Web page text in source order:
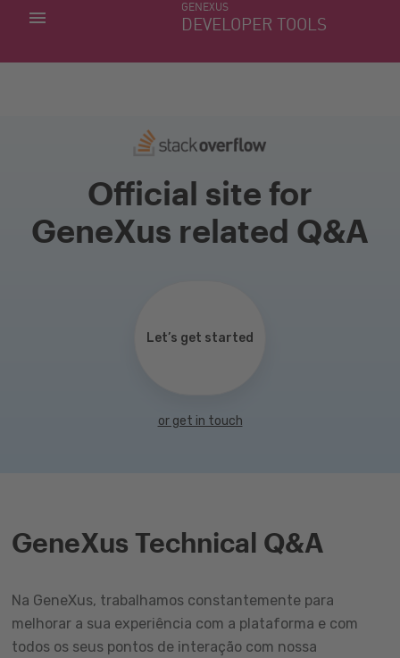
GENEXUS
DEVELOPER TOOLS
MINHAS APLICACÕES
Official site for
GeneXus related Q&A
Let’s get started
or get in touch
GeneXus Technical Q&A
Na GeneXus, trabalhamos constantemente para
melhorar a sua experiência com a plataforma e com
todos os seus pontos de interação com nossa